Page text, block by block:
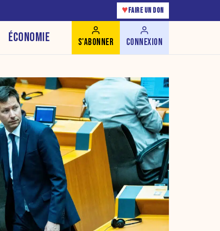
♥ FAIRE UN DON
ÉCONOMIE S'ABONNER CONNEXION